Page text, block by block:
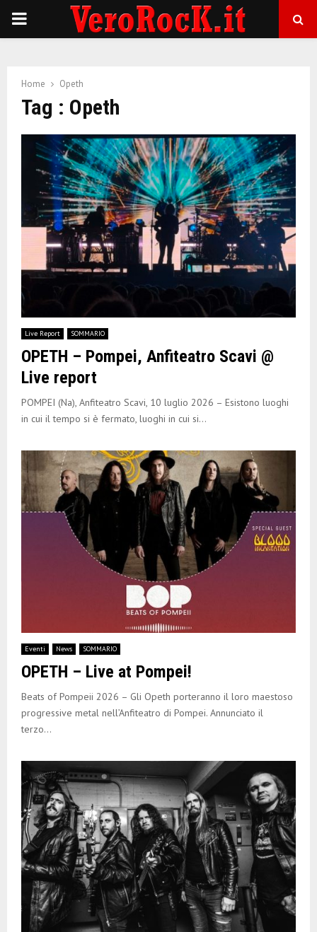
P
M
M
N
U
Home Opeth
Tag : Opeth
Live Report SOMMARIO
OPETH – Pompei, Anfiteatro Scavi @
Live report
POMPEI (Na), Anfiteatro Scavi, 10 luglio 2026 – Esistono luoghi
in cui il tempo si è fermato, luoghi in cui si...
Eventi News SOMMARIO
OPETH – Live at Pompei!
Beats of Pompeii 2026 – Gli Opeth porteranno il loro maestoso
progressive metal nell’Anfiteatro di Pompei. Annunciato il
terzo...